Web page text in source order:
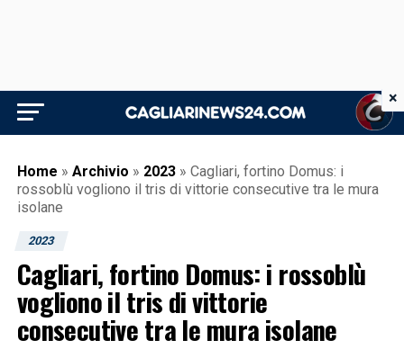
Home » Archivio » 2023 » Cagliari, fortino Domus: i
rossoblù vogliono il tris di vittorie consecutive tra le mura
isolane
2023
Cagliari, fortino Domus: i rossoblù
vogliono il tris di vittorie
consecutive tra le mura isolane
×